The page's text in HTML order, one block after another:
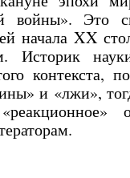
войны». Это
начала XX
Историк
контекста,
и «лжи»,